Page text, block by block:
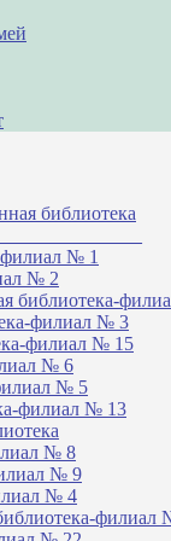
библиотека
филиал № 1
№ 2
библиотека-
филиал № 3
филиал № 15
№ 6
№ 5
филиал № 13
№ 8
№ 9
№ 4
филиал